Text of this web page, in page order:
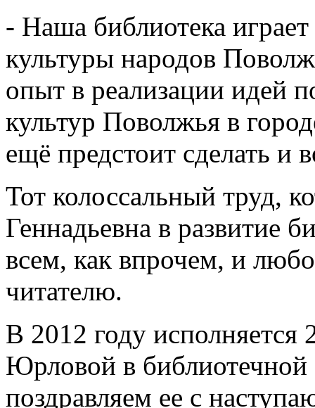
- Наша библиотека
культуры народов
опыт в реализации идей
культур Поволжья в
ещё предстоит сделать и
Тот колоссальный труд,
Геннадьевна в развитие
всем, как впрочем, и
читателю.
В 2012 году исполняется
Юрловой в
поздравляем ее с